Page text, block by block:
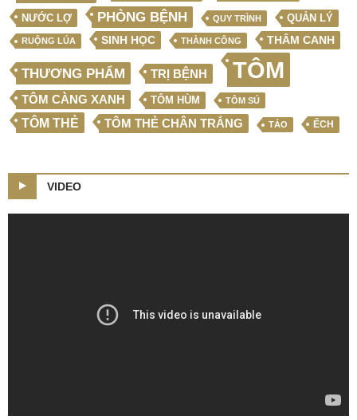
NƯỚC LỢ PHÒNG BỆNH QUY TRÌNH QUẢN LÝ
RUỘNG LÚA SINH HỌC THÀNH CÔNG THÂM CANH
THƯƠNG PHẨM TRỊ BỆNH TÔM
TÔM CÀNG XANH TÔM HÙM TÔM SÚ
TÔM THẺ TÔM THẺ CHÂN TRẮNG TẢO ẾCH
VIDEO